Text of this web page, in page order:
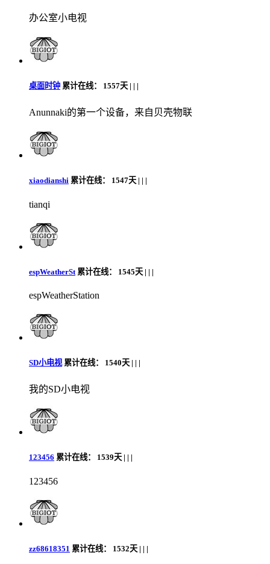
办公室小电视
桌面时钟 累计在线： 1557天 | | |
Anunnaki的第一个设备，来自贝壳物联
xiaodianshi 累计在线： 1547天 | | |
tianqi
espWeatherSt 累计在线： 1545天 | | |
espWeatherStation
SD小电视累计在线： 1540天 | | |
我的SD小电视
123456 累计在线： 1539天 | | |
123456
zz68618351 累计在线： 1532天 | | |